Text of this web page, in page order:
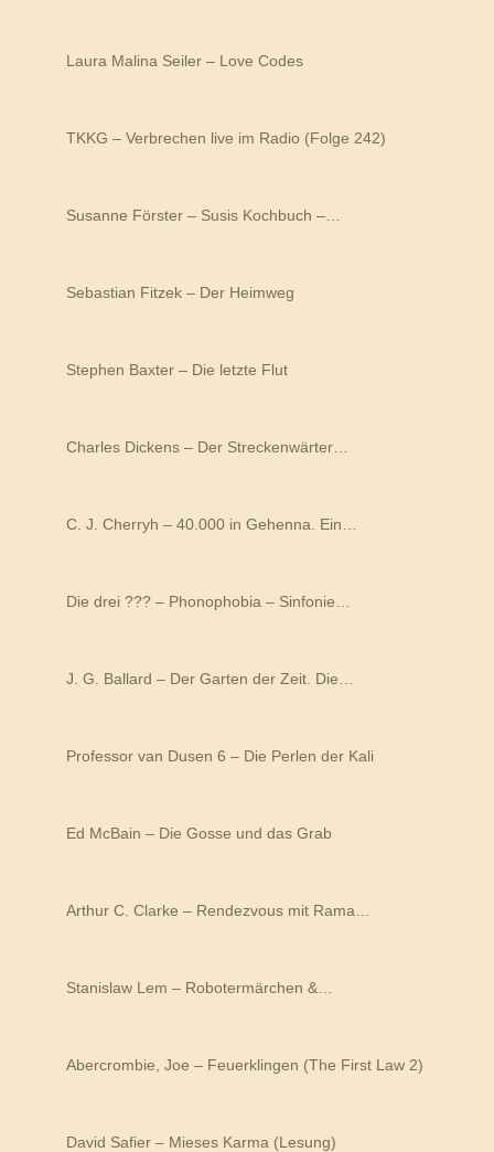
Laura Malina Seiler – Love Codes
TKKG – Verbrechen live im Radio (Folge 242)
Susanne Förster – Susis Kochbuch –…
Sebastian Fitzek – Der Heimweg
Stephen Baxter – Die letzte Flut
Charles Dickens – Der Streckenwärter…
C. J. Cherryh – 40.000 in Gehenna. Ein…
Die drei ??? – Phonophobia – Sinfonie…
J. G. Ballard – Der Garten der Zeit. Die…
Professor van Dusen 6 – Die Perlen der Kali
Ed McBain – Die Gosse und das Grab
Arthur C. Clarke – Rendezvous mit Rama…
Stanislaw Lem – Robotermärchen &…
Abercrombie, Joe – Feuerklingen (The First Law 2)
David Safier – Mieses Karma (Lesung)